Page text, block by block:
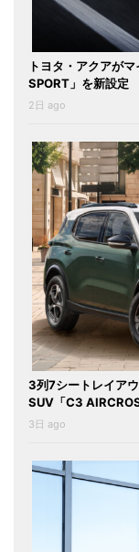
トヨタ・アクアが
SPORT」を新設定
2日 ago
3列7シートレイア
SUV「C3
3日 ago